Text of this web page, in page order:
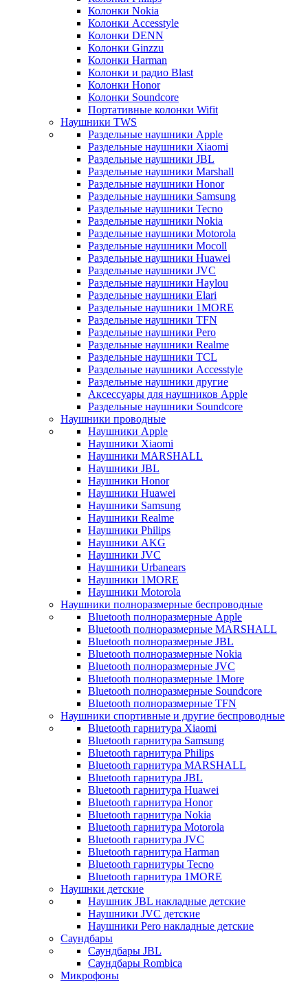
Колонки Nokia
Колонки Accesstyle
Колонки DENN
Колонки Ginzzu
Колонки Harman
Колонки и радио Blast
Колонки Honor
Колонки Soundcore
Портативные колонки Wifit
Наушники TWS
Раздельные наушники Apple
Раздельные наушники Xiaomi
Раздельные наушники JBL
Раздельные наушники Marshall
Раздельные наушники Honor
Раздельные наушники Samsung
Раздельные наушники Tecno
Раздельные наушники Nokia
Раздельные наушники Motorola
Раздельные наушники Mocoll
Раздельные наушники Huawei
Раздельные наушники JVC
Раздельные наушники Haylou
Раздельные наушники Elari
Раздельные наушники 1MORE
Раздельные наушники TFN
Раздельные наушники Pero
Раздельные наушники Realme
Раздельные наушники TCL
Раздельные наушники Accesstyle
Раздельные наушники другие
Аксессуары для наушников Apple
Раздельные наушники Soundcore
Наушники проводные
Наушники Apple
Наушники Xiaomi
Наушники MARSHALL
Наушники JBL
Наушники Honor
Наушники Huawei
Наушники Samsung
Наушники Realme
Наушники Philips
Наушники AKG
Наушники JVC
Наушники Urbanears
Наушники 1MORE
Наушники Motorola
Наушники полноразмерные беспроводные
Bluetooth полноразмерные Apple
Bluetooth полноразмерные MARSHALL
Bluetooth полноразмерные JBL
Bluetooth полноразмерные Nokia
Bluetooth полноразмерные JVC
Bluetooth полноразмерные 1More
Bluetooth полноразмерные Soundcore
Bluetooth полноразмерные TFN
Наушники спортивные и другие беспроводные
Bluetooth гарнитура Xiaomi
Bluetooth гарнитура Samsung
Bluetooth гарнитура Philips
Bluetooth гарнитура MARSHALL
Bluetooth гарнитура JBL
Bluetooth гарнитура Huawei
Bluetooth гарнитура Honor
Bluetooth гарнитура Nokia
Bluetooth гарнитура Motorola
Bluetooth гарнитура JVC
Bluetooth гарнитура Harman
Bluetooth гарнитуры Tecno
Bluetooth гарнитура 1MORE
Наушнки детские
Наушник JBL накладные детские
Наушники JVC детские
Наушники Pero накладные детские
Саундбары
Саундбары JBL
Саундбары Rombica
Микрофоны